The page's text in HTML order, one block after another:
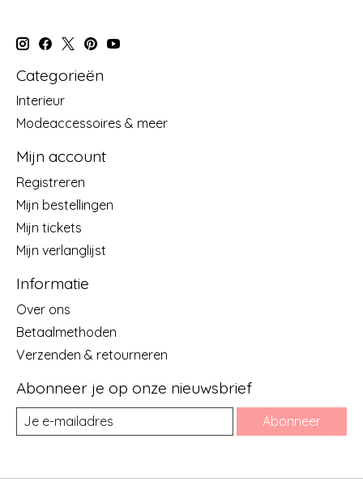
Categorieën
Interieur
Modeaccessoires & meer
Mijn account
Registreren
Mijn bestellingen
Mijn tickets
Mijn verlanglijst
Informatie
Over ons
Betaalmethoden
Verzenden & retourneren
Abonneer je op onze nieuwsbrief
Abonneer